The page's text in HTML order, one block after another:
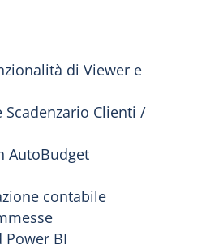
di Viewer e
Clienti /
AutoBudget
contabile
BI